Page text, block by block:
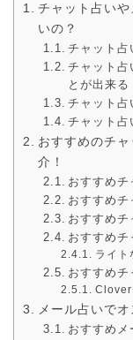
チャット占い
いの？
チャット占
チャット占
とが出来る
チャット占
チャット占
おすすめのチ
介！
おすすめ
おすすめ
おすすめ
おすすめ
ライト
おすすめ
Clover
メール占いで
おすすめ